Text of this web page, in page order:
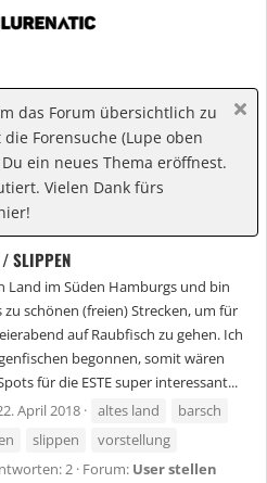
das Forum übersichtlich zu
Forensuche (Lupe oben
ein neues Thema eröffnest.
Vielen Dank fürs
SLIPPEN
Land im Süden Hamburgs und bin
schönen (freien) Strecken, um für
auf Raubfisch zu gehen. Ich
begonnen, somit wären
für die ESTE super interessant...
April 2018 altes land
barsch
slippen
vorstellung
2 Forum: User stellen